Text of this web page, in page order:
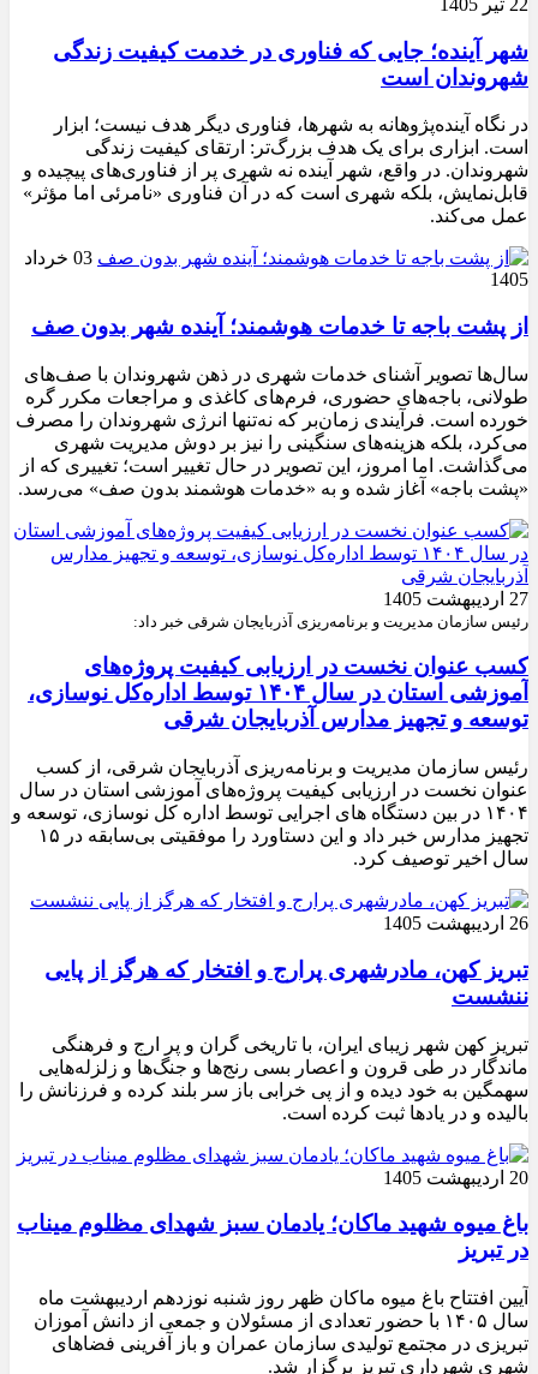
شهر آینده؛ جایی که فناوری در خدمت کیفیت زندگی
شهروندان است
در نگاه آینده‌پژوهانه به شهرها، فناوری دیگر هدف نیست؛ ابزار
است. ابزاری برای یک هدف بزرگ‌تر: ارتقای کیفیت زندگی
شهروندان. در واقع، شهر آینده نه شهری پر از فناوری‌های پیچیده و
قابل‌نمایش، بلکه شهری است که در آن فناوری «نامرئی اما مؤثر»
عمل می‌کند.
03 خرداد
1405
از پشت باجه تا خدمات هوشمند؛ آینده شهر بدون صف
سال‌ها تصویر آشنای خدمات شهری در ذهن شهروندان با صف‌های
طولانی، باجه‌های حضوری، فرم‌های کاغذی و مراجعات مکرر گره
خورده است. فرآیندی زمان‌بر که نه‌تنها انرژی شهروندان را مصرف
می‌کرد، بلکه هزینه‌های سنگینی را نیز بر دوش مدیریت شهری
می‌گذاشت. اما امروز، این تصویر در حال تغییر است؛ تغییری که از
«پشت باجه» آغاز شده و به «خدمات هوشمند بدون صف» می‌رسد.
27 اردیبهشت 1405
رئیس سازمان مدیریت و برنامه‌ریزی آذربایجان شرقی خبر داد:
کسب عنوان نخست در ارزیابی کیفیت پروژه‌های
آموزشی استان در سال ۱۴۰۴ توسط اداره‌کل نوسازی،
توسعه و تجهیز مدارس آذربایجان شرقی
رئیس سازمان مدیریت و برنامه‌ریزی آذربایجان شرقی، از کسب
عنوان نخست در ارزیابی کیفیت پروژه‌های آموزشی استان در سال
۱۴۰۴ در بین دستگاه های اجرایی توسط اداره کل نوسازی، توسعه و
تجهیز مدارس خبر داد و این دستاورد را موفقیتی بی‌سابقه در ۱۵
سال اخیر توصیف کرد.
26 اردیبهشت 1405
تبریز کهن، مادرشهری پرارج و افتخار که هرگز از پایی
ننشست
تبریز کهن شهر زیبای ایران، با تاریخی گران و پر ارج و فرهنگی
ماندگار در طی قرون و اعصار بسی رنج‌ها و جنگ‌ها و زلزله‌هایی
سهمگین به خود دیده و از پی خرابی باز سر بلند کرده و فرزنانش را
بالیده و در یادها ثبت کرده است.
20 اردیبهشت 1405
باغ میوه شهید ماکان؛ یادمان سبز شهدای مظلوم میناب
در تبریز
آیین افتتاح باغ میوه ماکان ظهر روز شنبه نوزدهم اردیبهشت ماه
سال ۱۴۰۵ با حضور تعدادی از مسئولان و جمعی از دانش آموزان
تبریزی در مجتمع تولیدی سازمان عمران و باز آفرینی فضاهای
شهری شهرداری تبریز برگزار شد.